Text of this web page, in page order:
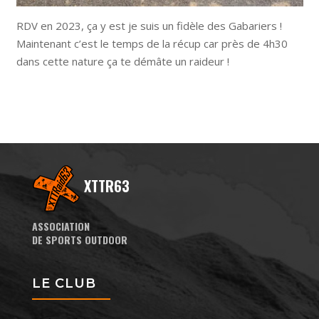
RDV en 2023, ça y est je suis un fidèle des Gabariers !
Maintenant c’est le temps de la récup car près de 4h30
dans cette nature ça te démâte un raideur !
XTTR63
ASSOCIATION
DE SPORTS OUTDOOR
LE CLUB